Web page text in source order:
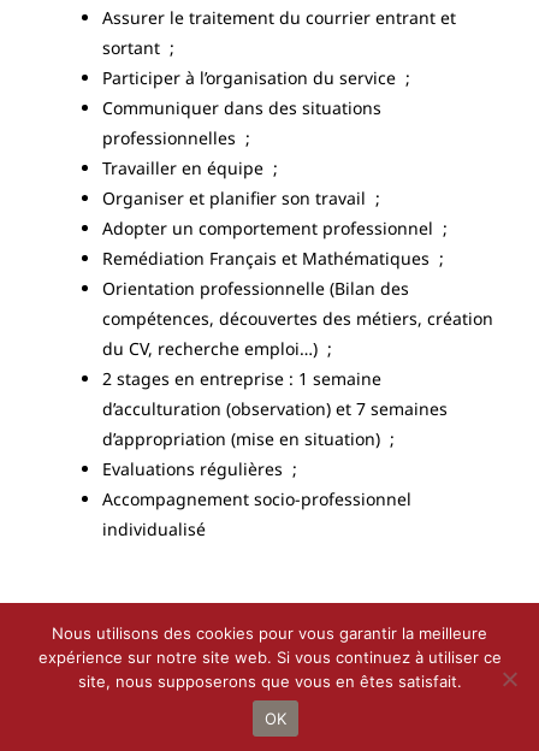
Assurer le traitement du courrier entrant et
sortant ;
Participer à l’organisation du service ;
Communiquer dans des situations
professionnelles ;
Travailler en équipe ;
Organiser et planifier son travail ;
Adopter un comportement professionnel ;
Remédiation Français et Mathématiques ;
Orientation professionnelle (Bilan des
compétences, découvertes des métiers, création
du CV, recherche emploi…) ;
2 stages en entreprise : 1 semaine
d’acculturation (observation) et 7 semaines
d’appropriation (mise en situation) ;
Evaluations régulières ;
Accompagnement socio-professionnel
individualisé
Droit d’auteur 2021 - 2022 |Le Petit BottindeCALIF| Tous droits
réservés
Nous utilisons des cookies pour vous garantir la meilleure
expérience sur notre site web. Si vous continuez à utiliser ce
site, nous supposerons que vous en êtes satisfait.
OK